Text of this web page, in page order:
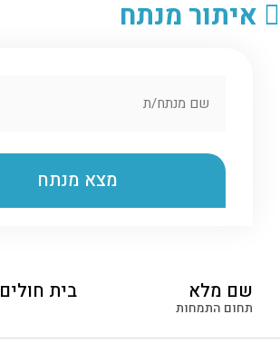
איתור מנתח
שם מלא
תחום התמחות
בית חולים